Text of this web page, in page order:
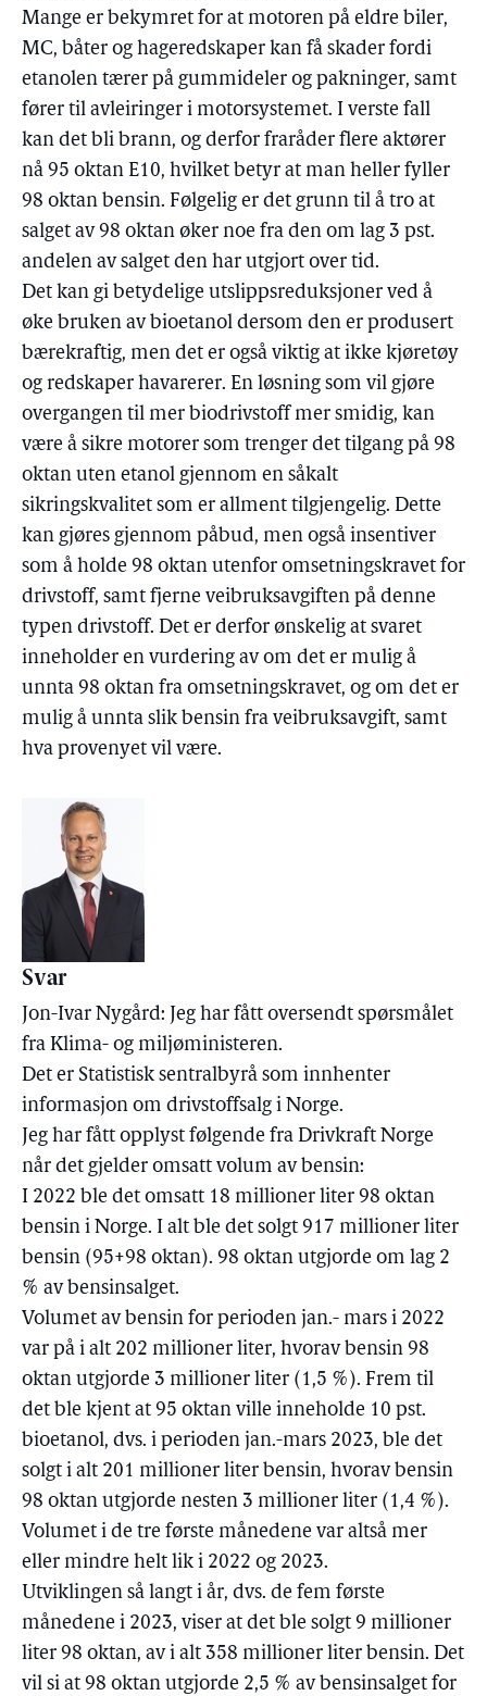
Mange er bekymret for at motoren på eldre biler,
MC, båter og hageredskaper kan få skader fordi
etanolen tærer på gummideler og pakninger, samt
fører til avleiringer i motorsystemet. I verste fall
kan det bli brann, og derfor fraråder flere aktører
nå 95 oktan E10, hvilket betyr at man heller fyller
98 oktan bensin. Følgelig er det grunn til å tro at
salget av 98 oktan øker noe fra den om lag 3 pst.
andelen av salget den har utgjort over tid.
Det kan gi betydelige utslippsreduksjoner ved å
øke bruken av bioetanol dersom den er produsert
bærekraftig, men det er også viktig at ikke kjøretøy
og redskaper havarerer. En løsning som vil gjøre
overgangen til mer biodrivstoff mer smidig, kan
være å sikre motorer som trenger det tilgang på 98
oktan uten etanol gjennom en såkalt
sikringskvalitet som er allment tilgjengelig. Dette
kan gjøres gjennom påbud, men også insentiver
som å holde 98 oktan utenfor omsetningskravet for
drivstoff, samt fjerne veibruksavgiften på denne
typen drivstoff. Det er derfor ønskelig at svaret
inneholder en vurdering av om det er mulig å
unnta 98 oktan fra omsetningskravet, og om det er
mulig å unnta slik bensin fra veibruksavgift, samt
hva provenyet vil være.
Svar
Jon-Ivar Nygård: Jeg har fått oversendt spørsmålet
fra Klima- og miljøministeren.
Det er Statistisk sentralbyrå som innhenter
informasjon om drivstoffsalg i Norge.
Jeg har fått opplyst følgende fra Drivkraft Norge
når det gjelder omsatt volum av bensin:
I 2022 ble det omsatt 18 millioner liter 98 oktan
bensin i Norge. I alt ble det solgt 917 millioner liter
bensin (95+98 oktan). 98 oktan utgjorde om lag 2
% av bensinsalget.
Volumet av bensin for perioden jan.- mars i 2022
var på i alt 202 millioner liter, hvorav bensin 98
oktan utgjorde 3 millioner liter (1,5 %). Frem til
det ble kjent at 95 oktan ville inneholde 10 pst.
bioetanol, dvs. i perioden jan.-mars 2023, ble det
solgt i alt 201 millioner liter bensin, hvorav bensin
98 oktan utgjorde nesten 3 millioner liter (1,4 %).
Volumet i de tre første månedene var altså mer
eller mindre helt lik i 2022 og 2023.
Utviklingen så langt i år, dvs. de fem første
månedene i 2023, viser at det ble solgt 9 millioner
liter 98 oktan, av i alt 358 millioner liter bensin. Det
vil si at 98 oktan utgjorde 2,5 % av bensinsalget for